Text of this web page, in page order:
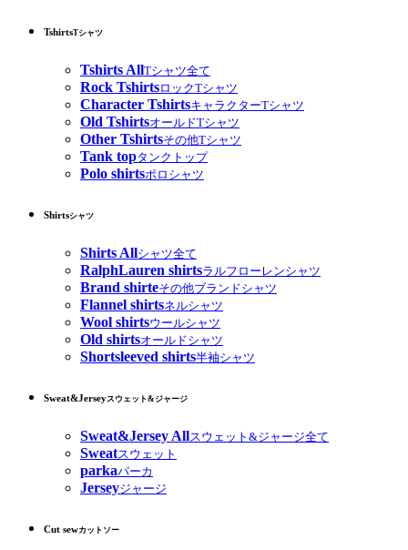
TshirtsTシャツ
Tshirts AllTシャツ全て
Rock TshirtsロックTシャツ
Character TshirtsキャラクターTシャツ
Old TshirtsオールドTシャツ
Other Tshirtsその他Tシャツ
Tank topタンクトップ
Polo shirtsポロシャツ
Shirtsシャツ
Shirts Allシャツ全て
RalphLauren shirtsラルフローレンシャツ
Brand shirteその他ブランドシャツ
Flannel shirtsネルシャツ
Wool shirtsウールシャツ
Old shirtsオールドシャツ
Shortsleeved shirts半袖シャツ
Sweat&Jerseyスウェット&ジャージ
Sweat&Jersey Allスウェット&ジャージ全て
Sweatスウェット
parkaパーカ
Jerseyジャージ
Cut sewカットソー